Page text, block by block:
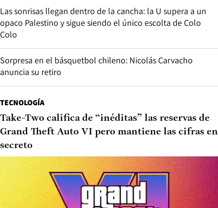
Las sonrisas llegan dentro de la cancha: la U supera a un
opaco Palestino y sigue siendo el único escolta de Colo
Colo
Sorpresa en el básquetbol chileno: Nicolás Carvacho
anuncia su retiro
TECNOLOGÍA
Take-Two califica de “inéditas” las reservas de
Grand Theft Auto VI pero mantiene las cifras en
secreto